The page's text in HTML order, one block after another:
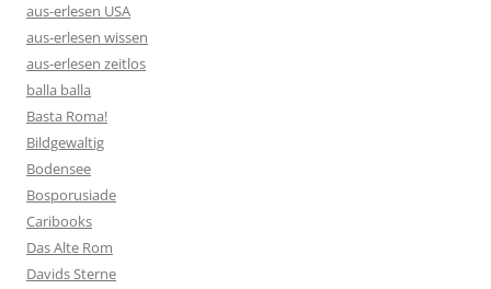
aus-erlesen USA
aus-erlesen wissen
aus-erlesen zeitlos
balla balla
Basta Roma!
Bildgewaltig
Bodensee
Bosporusiade
Caribooks
Das Alte Rom
Davids Sterne